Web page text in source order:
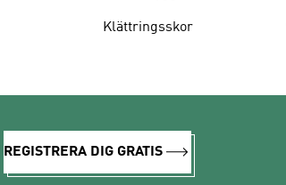
Klättringsskor
REGISTRERA DIG GRATIS